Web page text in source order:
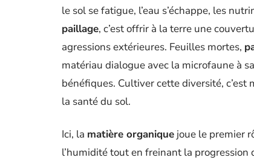
le sol se fatigue, l’eau s’échappe, les
paillage, c’est offrir à la terre une
agressions extérieures. Feuilles mortes,
matériau dialogue avec la microfaune à
bénéfiques. Cultiver cette diversité,
la santé du sol.
Ici, la matière organique joue le premier
l’humidité tout en freinant la